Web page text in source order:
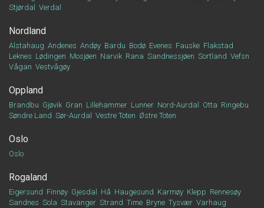
Stjørdal
Verdal
Nordland
Alstahaug Andenes Andøy Bardu Bodø Evenes Fauske Flakstad
Leknes Lødingen Mosjøen Narvik Rana Sandnessjøen Sortland Vefsn
Vågan Vestvågøy
Oppland
Brandbu Gjøvik Gran Lillehammer Lunner Nord-Aurdal Otta Ringebu
Søndre Land Sør-Aurdal Vestre Toten Østre Toten
Oslo
Oslo
Rogaland
Eigersund Finnøy Gjesdal Hå Haugesund Karmøy Klepp Rennesøy
Sandnes Sola Stavanger Strand Time Bryne Tysvær Varhaug